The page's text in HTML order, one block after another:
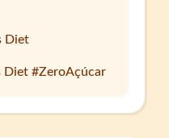
Diet
Diet #ZeroAçúcar